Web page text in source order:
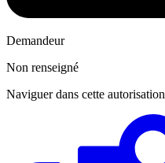
Demandeur
Non renseigné
Naviguer dans cette autorisation